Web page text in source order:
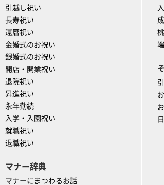
引越し祝い
長寿祝い
還暦祝い
金婚式のお祝い
銀婚式のお祝い
開店・開業祝い
退院祝い
昇進祝い
永年勤続
入学・入園祝い
就職祝い
退職祝い
マナー辞典
マナーにまつわるお話